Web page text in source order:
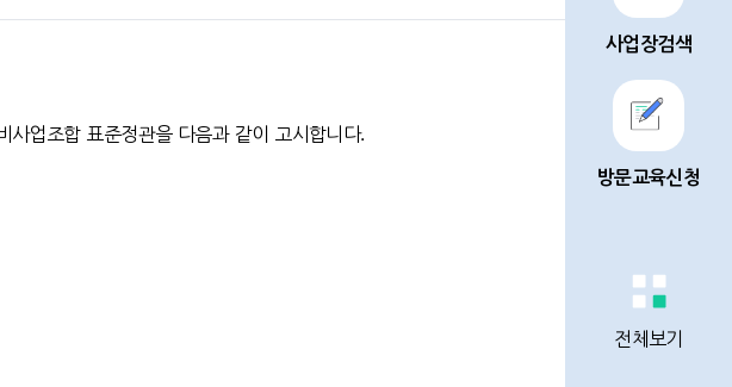
사업조합 표준정관을 다음과 같이 고시합니다.
사업장검색
방문교육신청
정비사업
통계
전체보기